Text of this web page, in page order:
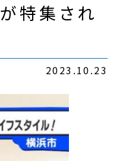
特集され
2023.10.23